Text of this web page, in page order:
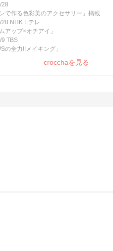
28
ンで作る色彩美のアクセサリー」掲載
28 NHK Eテレ
アップ×オチアイ」
9 TBS
の全力!!メイキング」
crocchaを見る